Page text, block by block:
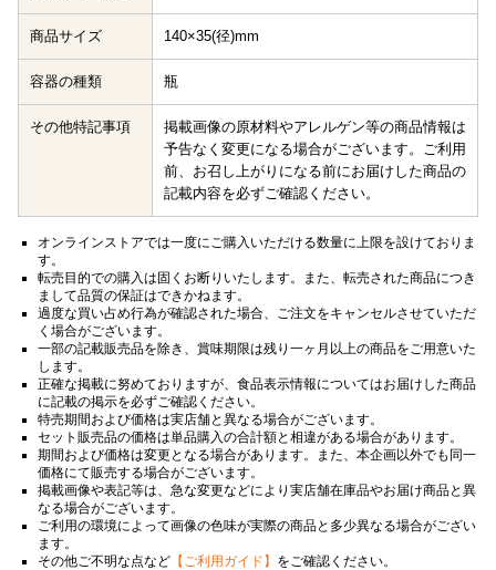
商品サイズ 140×35(径)mm
容器の種類 瓶
その他特記事項
掲載画像の原材料やアレルゲン等の商品情報は
予告なく変更になる場合がございます。ご利用
前、お召し上がりになる前にお届けした商品の
記載内容を必ずご確認ください。
オンラインストアでは一度にご購入いただける数量に上限を設けておりま
す。
転売目的での購入は固くお断りいたします。また、転売された商品につき
まして品質の保証はできかねます。
過度な買い占め行為が確認された場合、ご注文をキャンセルさせていただ
く場合がございます。
一部の記載販売品を除き、賞味期限は残り一ヶ月以上の商品をご用意いた
します。
正確な掲載に努めておりますが、食品表示情報についてはお届けした商品
に記載の掲示を必ずご確認ください。
特売期間および価格は実店舗と異なる場合がございます。
セット販売品の価格は単品購入の合計額と相違がある場合があります。
期間および価格は変更となる場合があります。また、本企画以外でも同一
価格にて販売する場合がございます。
掲載画像や表記等は、急な変更などにより実店舗在庫品やお届け商品と異
なる場合がございます。
ご利用の環境によって画像の色味が実際の商品と多少異なる場合がござい
ます。
その他ご不明な点など 【ご利用ガイド】 をご確認ください。